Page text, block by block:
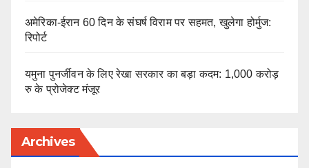
अमेरिका-ईरान 60 दिन के संघर्ष विराम पर सहमत, खुलेगा होर्मुज:
रिपोर्ट
यमुना पुनर्जीवन के लिए रेखा सरकार का बड़ा कदम: 1,000 करोड़
रु के प्रोजेक्ट मंजूर
Archives